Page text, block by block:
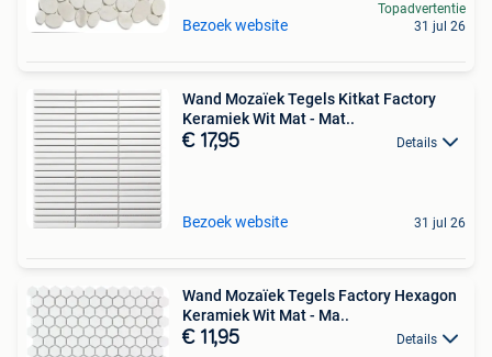
Bezoek website
Topadvertentie
31 jul 26
Wand Mozaïek Tegels Kitkat Factory
Keramiek Wit Mat - Mat..
€ 17,95 Details
Bezoek website 31 jul 26
Wand Mozaïek Tegels Factory Hexagon
Keramiek Wit Mat - Ma..
€ 11,95 Details